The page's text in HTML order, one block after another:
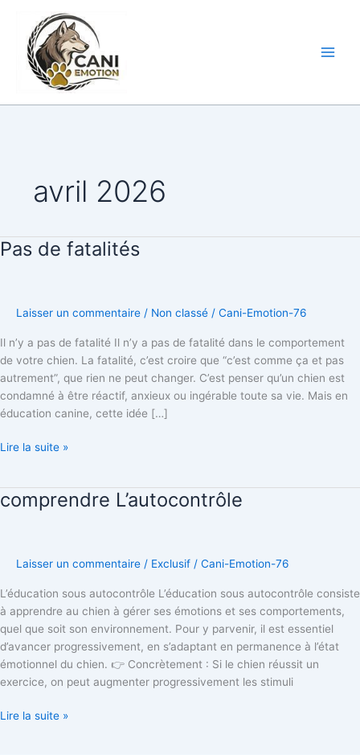
contenu
avril 2026
Pas de fatalités
Laisser un commentaire / Non classé / Cani-Emotion-76
Il n’y a pas de fatalité Il n’y a pas de fatalité dans le comportement
de votre chien. La fatalité, c’est croire que “c’est comme ça et pas
autrement”, que rien ne peut changer. C’est penser qu’un chien est
condamné à être réactif, anxieux ou ingérable toute sa vie. Mais en
éducation canine, cette idée […]
Pas
Lire la suite »
comprendre L’autocontrôle
Laisser un commentaire / Exclusif / Cani-Emotion-76
L’éducation sous autocontrôle L’éducation sous autocontrôle consiste
à apprendre au chien à gérer ses émotions et ses comportements,
quel que soit son environnement. Pour y parvenir, il est essentiel
d’avancer progressivement, en s’adaptant en permanence à l’état
émotionnel du chien. 👉 Concrètement : Si le chien réussit un
exercice, on peut augmenter progressivement les stimuli
comprendre
L’autocontrôle
Lire la suite »